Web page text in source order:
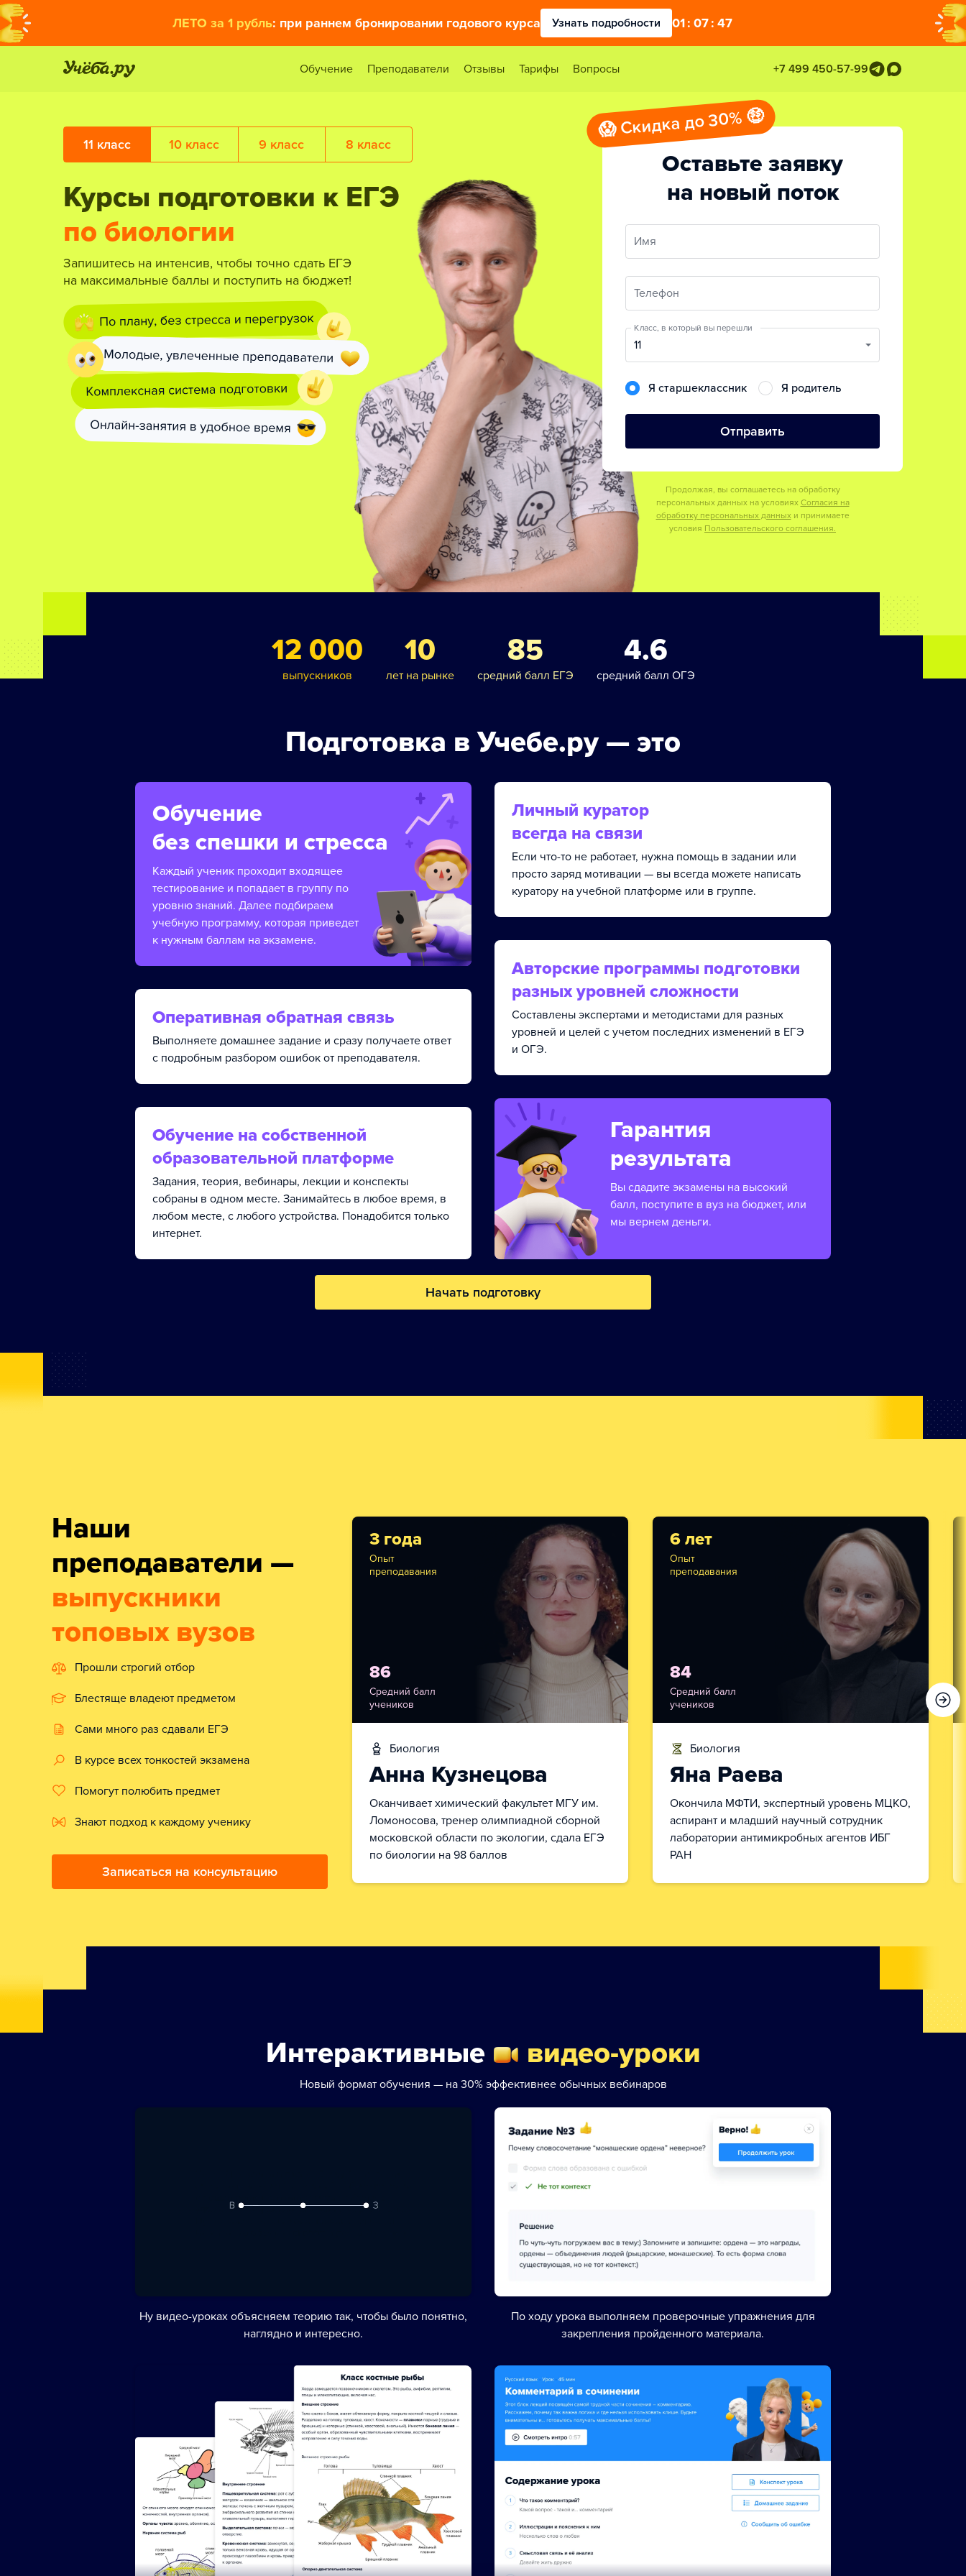
ЛЕТО за 1 рубль: при раннем бронировании годового курса Узнать подробности 01 : 07 : 46
Обучение Преподаватели Отзывы Тарифы Вопросы +7 499 450-57-99
11 класс 10 класс 9 класс 8 класс
Курсы подготовки к ЕГЭ
по биологии
Запишитесь на интенсив, чтобы точно сдать ЕГЭ
на максимальные баллы и поступить на бюджет!
Оставьте заявку
на новый поток
Имя
Телефон
Класс, в который вы перешли
11
Я старшеклассник Я родитель
Отправить
😱 Скидка до 30% 🤑
Продолжая, вы соглашаетесь на обработку
персональных данных на условиях Согласия на
обработку персональных данных и принимаете
условия Пользовательского соглашения.
12 000
выпускников
10
лет на рынке
85
средний балл ЕГЭ
4.6
средний балл ОГЭ
Подготовка в Учебе.ру — это
Обучение
без спешки и стресса
Каждый ученик проходит входящее
тестирование и попадает в группу по
уровню знаний. Далее подбираем
учебную программу, которая приведет
к нужным баллам на экзамене.
Оперативная обратная связь
Выполняете домашнее задание и сразу получаете ответ
с подробным разбором ошибок от преподавателя.
Обучение на собственной
образовательной платформе
Задания, теория, вебинары, лекции и конспекты
собраны в одном месте. Занимайтесь в любое время, в
любом месте, с любого устройства. Понадобится только
интернет.
Личный куратор
всегда на связи
Если что-то не работает, нужна помощь в задании или
просто заряд мотивации — вы всегда можете написать
куратору на учебной платформе или в группе.
Авторские программы подготовки
разных уровней сложности
Составлены экспертами и методистами для разных
уровней и целей с учетом последних изменений в ЕГЭ
и ОГЭ.
Гарантия
результата
Вы сдадите экзамены на высокий
балл, поступите в вуз на бюджет, или
мы вернем деньги.
Начать подготовку
Наши
преподаватели —
выпускники
топовых вузов
Прошли строгий отбор
Блестяще владеют предметом
Сами много раз сдавали ЕГЭ
В курсе всех тонкостей экзамена
Помогут полюбить предмет
Знают подход к каждому ученику
Записаться на консультацию
3 года
Опыт
преподавания
86
Средний балл
учеников
биология
Анна Кузнецова
Оканчивает химический факультет МГУ им.
Ломоносова, тренер олимпиадной сборной
московской области по экологии, сдала ЕГЭ
по биологии на 98 баллов
6 лет
Опыт
преподавания
84
Средний балл
учеников
биология
Яна Раева
Окончила МФТИ, экспертный уровень МЦКО,
аспирант и младший научный сотрудник
лаборатории антимикробных агентов ИБГ
РАН
Интерактивные видео-уроки
Новый формат обучения — на 30% эффективнее обычных вебинаров
Ну видео-уроках объясняем теорию так, чтобы было понятно,
наглядно и интересно.
По ходу урока выполняем проверочные упражнения для
закрепления пройденного материала.